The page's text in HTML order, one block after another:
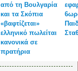
από τη Βουλγαρία
και τα Σκόπια
«βαφτίζεται»
ελληνικό πωλείται
κανονικά σε
πρατήρια